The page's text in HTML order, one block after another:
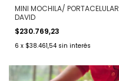
MINI MOCHILA/ PORTACELULAR
DAVID
$230.769,23
6 x $38.461,54 sin interés